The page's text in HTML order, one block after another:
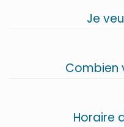
Je
Combien
Horaire